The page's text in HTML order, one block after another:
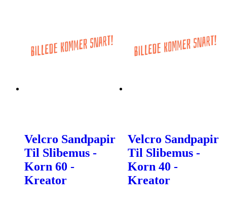
Velcro Sandpapir
Til Slibemus -
Korn 60 -
Kreator
Velcro Sandpapir
Til Slibemus -
Korn 40 -
Kreator